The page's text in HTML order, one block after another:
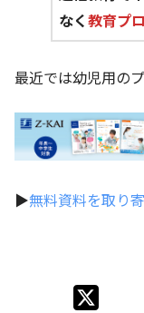
なく教育プ
最近では幼児用の
▶無料資料を取り